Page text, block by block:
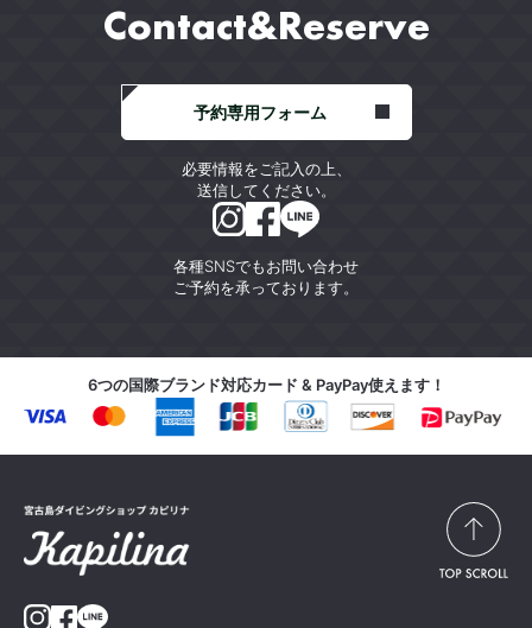
Contact&Reserve
各種SNSでもお問い合わせ
ご予約を承っております。
予約専用フォーム
必要情報をご記入の上、
送信してください。
6つの国際ブランド対応カード & PayPay使えます！